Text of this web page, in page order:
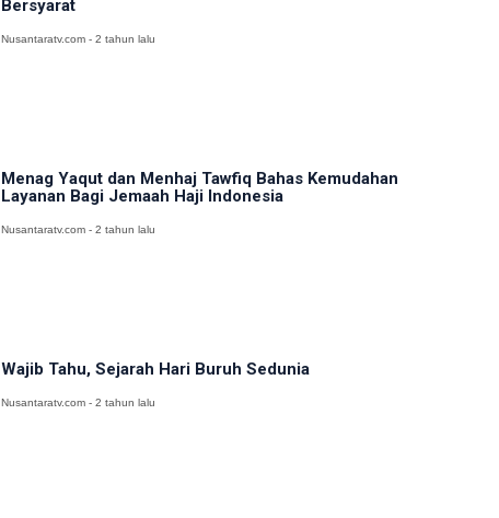
Bersyarat
Nusantaratv.com - 2 tahun lalu
Menag Yaqut dan Menhaj Tawfiq Bahas Kemudahan
Layanan Bagi Jemaah Haji Indonesia
Nusantaratv.com - 2 tahun lalu
Wajib Tahu, Sejarah Hari Buruh Sedunia
Nusantaratv.com - 2 tahun lalu